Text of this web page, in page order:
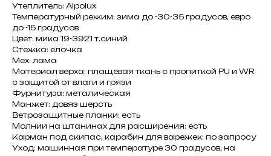
Утеплитель: Alpolux
Температурный режим: зима до -30-35 градусов, евро
до -15 градусов
Цвет: мика 19-3921 т.синий
Стежка: елочка
Мех: лама
Материал верха: плащевая ткань с пропиткой PU и WR
с защитой от влаги и грязи
Фурнитура: металическая
Манжет: довяз шерсть
Ветрозащитные планки: есть
Молнии на штанинах для расширения: есть
Карман под скипас, карабин для варежек: по запросу
Уход: машинная при температуре 30 градусов, на